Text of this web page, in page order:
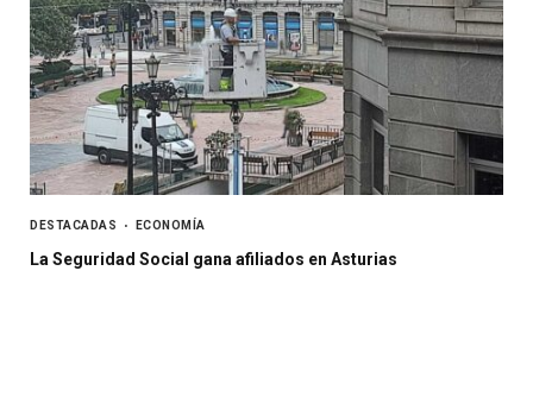
DESTACADAS ECONOMÍA
La Seguridad Social gana afiliados en Asturias